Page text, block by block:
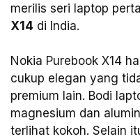
merilis seri laptop
X14 di India.
Nokia Purebook X14
cukup elegan yang
premium lain. Bodi
magnesium dan
terlihat kokoh. Selain